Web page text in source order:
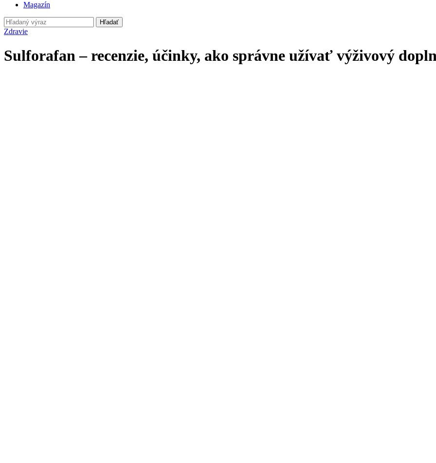
Magazín
Hľadať
Zdravie
Sulforafan – recenzie, účinky, ako správne užívať výživový